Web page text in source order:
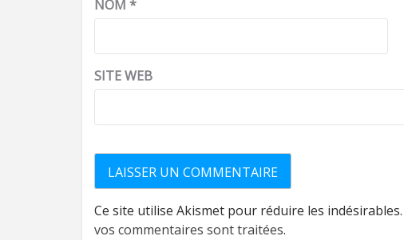
NOM *
SITE WEB
Ce site utilise Akismet pour réduire les indésirables.
vos commentaires sont traitées.